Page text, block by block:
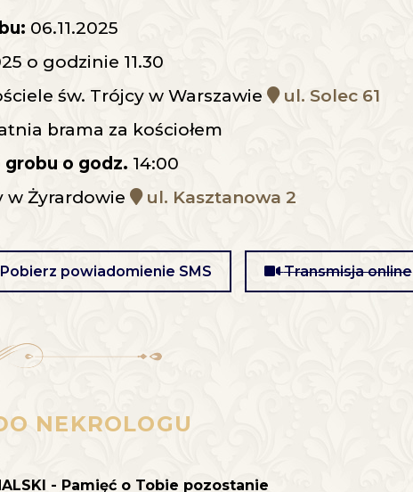
06.11.2025
o godzinie 11.30
św. Trójcy w Warszawie
ul. Solec 61
brama za kościołem
o godz. 14:00
Żyrardowie ul. Kasztanowa 2
Pobierz powiadomienie SMS Transmisja online
NEKROLOGU
- Pamięć o Tobie pozostanie